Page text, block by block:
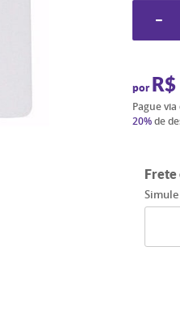
por
Pague via
20%de
Frete